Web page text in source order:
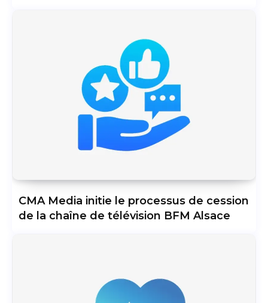
CMA Media initie le processus de cession
de la chaîne de télévision BFM Alsace